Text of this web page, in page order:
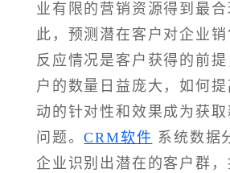
业有限的营销资源得到最合
此，预测潜在客户对企业
反应情况是客户获得的前
户的数量日益庞大，如何
动的针对性和效果成为获
问题。CRM软件 系统数据
企业识别出潜在的客户群